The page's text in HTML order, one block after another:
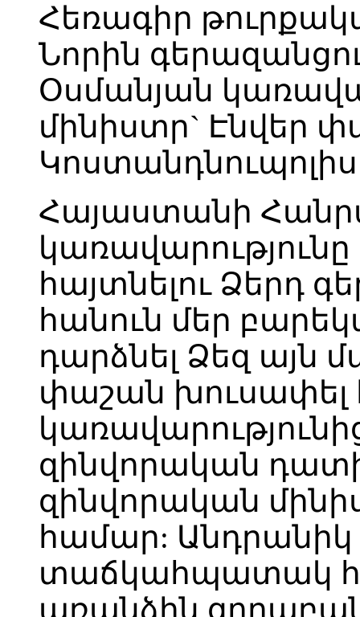
Հեռագիր
Նորին
Օսմանյան
մինիստր` Էնվեր
Կոստանդնուպոլիս
Հայաստանի
հայտնելու Ձերդ
հանուն մեր
դարձնել Ձեզ այն
փաշան խուսափել
զինվորական
զինվորական
համար:
տաճկահպատակ
առանձին